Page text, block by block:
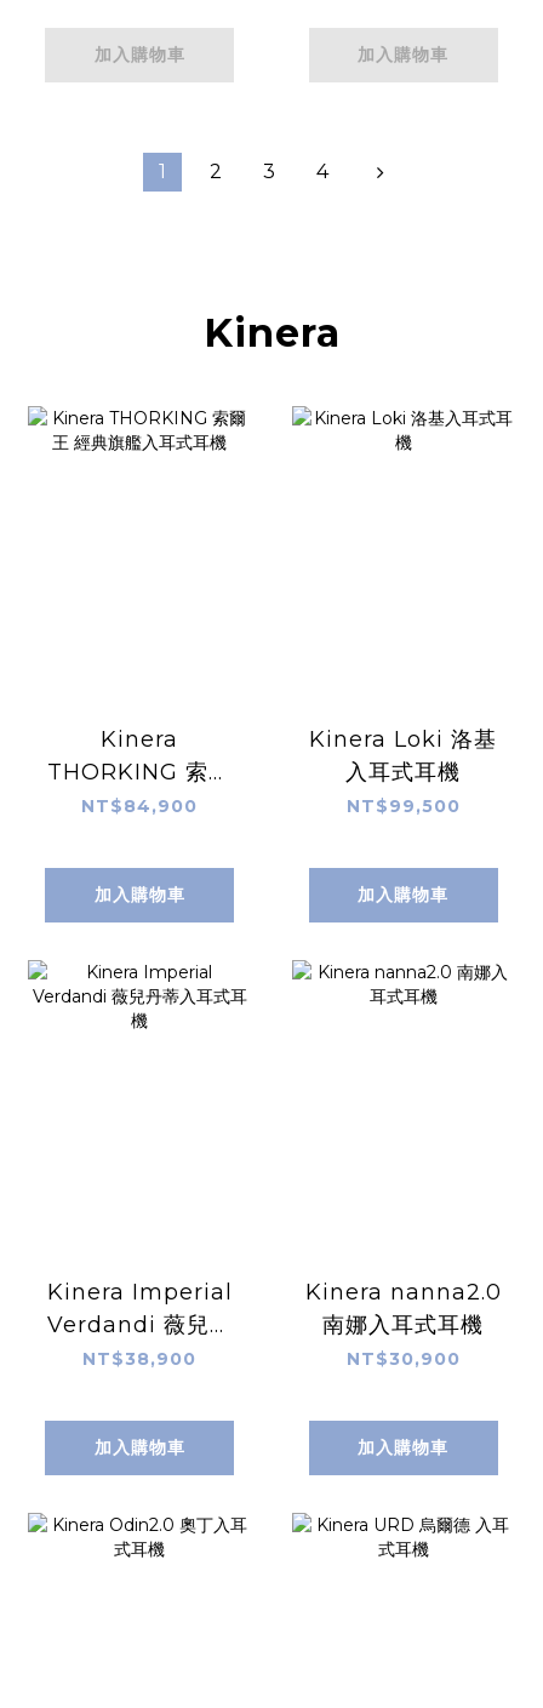
加入購物車 加入購物車
1 2 3 4
Kinera
Kinera
THORKING 索爾
王 經典旗艦入耳式
NT$84,900
加入購物車
Kinera Loki 洛基
入耳式耳機
NT$99,500
加入購物車
Kinera Imperial
Verdandi 薇兒丹
蒂入耳式耳機
NT$38,900
加入購物車
Kinera nanna2.0
南娜入耳式耳機
NT$30,900
加入購物車